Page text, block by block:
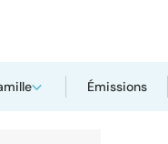
Émissions